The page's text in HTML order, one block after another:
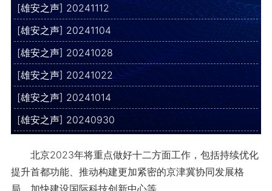
[雄安之声] 20241112
[雄安之声] 20241104
[雄安之声] 20241028
[雄安之声] 20241022
[雄安之声] 20241014
[雄安之声] 20240930
北京2023年将重点做好十二方面工作，包括持续优化
提升首都功能、推动构建更加紧密的京津冀协同发展格
局、加快建设国际科技创新中心等。